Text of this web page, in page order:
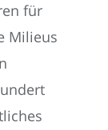
für
Milieus